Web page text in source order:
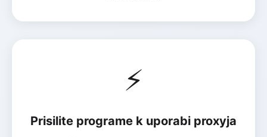
⚡
Prisilite programe k uporabi proxyja